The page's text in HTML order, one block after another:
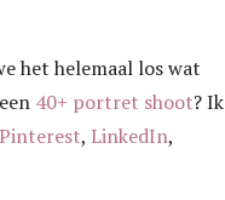
het helemaal los wat
40+ portret shoot? Ik
Pinterest, LinkedIn,